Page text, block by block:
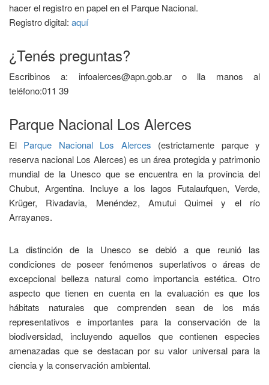
hacer el registro en papel en el Parque Nacional.
Registro digital: aquí
¿Tenés preguntas?
Escribinos a: infoalerces@apn.gob.ar o lla manos al
teléfono:011 39
Parque Nacional Los Alerces
El Parque Nacional Los Alerces (estrictamente parque y
reserva nacional Los Alerces) es un área protegida y patrimonio
mundial de la Unesco​ que se encuentra en la provincia del
Chubut, Argentina. Incluye a los lagos Futalaufquen, Verde,
Krüger, Rivadavia, Menéndez, Amutui Quimei y el río
Arrayanes.
La distinción de la Unesco se debió a que reunió las
condiciones de poseer fenómenos superlativos o áreas de
excepcional belleza natural como importancia estética. Otro
aspecto que tienen en cuenta en la evaluación es que los
hábitats naturales que comprenden sean de los más
representativos e importantes para la conservación de la
biodiversidad, incluyendo aquellos que contienen especies
amenazadas que se destacan por su valor universal para la
ciencia y la conservación ambiental.